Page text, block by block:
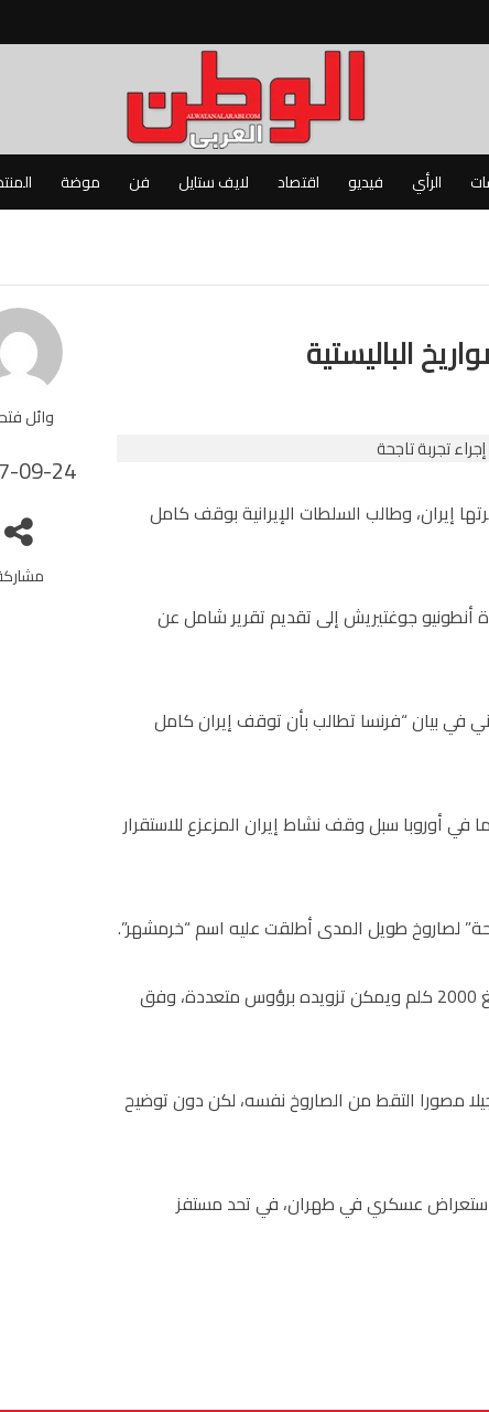
الرأي فيديو اقتصاد لايف ستايل فن موضة
وائل
09-24
الباليستية
إيران، وطالب السلطات الإيرانية بوقف كامل
أنطونيو جوغتيريش إلى تقديم تقرير شامل عن
في بيان “فرنسا تطالب بأن توقف إيران كامل
في أوروبا سبل وقف نشاط إيران المزعزع للاستقرار
لصاروخ طويل المدى أطلقت عليه اسم “خرمشهر”.
وذكر التلفزيون الرسمي الإيراني أن مدى الصاروخ الجديد يبلغ 2000 كلم ويمكن تزويده برؤوس متعددة، وفق
مصورا التقط من الصاروخ نفسه، لكن دون توضيح
عسكري في طهران، في تحد مستفز